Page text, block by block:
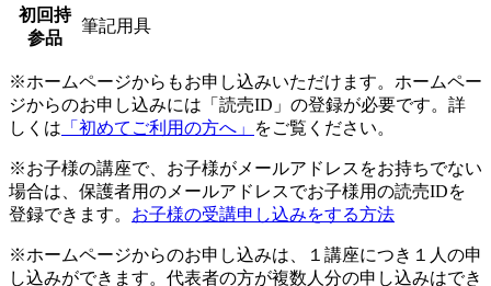
初回持
参品
筆記用具
※ホームページからもお申し込みいただけます。ホームペー
ジからのお申し込みには「読売ID」の登録が必要です。詳
しくは 「初めてご利用の方へ」 をご覧ください。
※お子様の講座で、お子様がメールアドレスをお持ちでない
場合は、保護者用のメールアドレスでお子様用の読売IDを
登録できます。 お子様の受講申し込みをする方法
※ホームページからのお申し込みは、１講座につき１人の申
し込みができます。代表者の方が複数人分の申し込みはでき